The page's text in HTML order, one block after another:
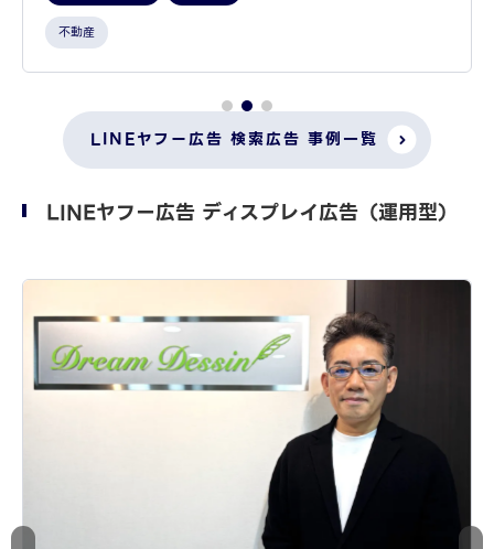
不動産
LINEヤフー広告 検索広告 事例一覧
LINEヤフー広告 ディスプレイ広告（運用型）